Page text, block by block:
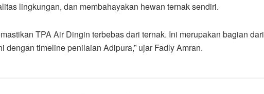
lingkungan, dan membahayakan hewan ternak sendiri.
TPA Air Dingin terbebas dari ternak. Ini merupakan bagian dari
dengan timeline penilaian Adipura,” ujar Fadly Amran.